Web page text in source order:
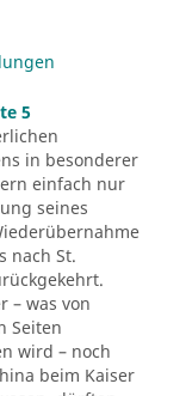
5
in besonderer
einfach nur
seines
nach St.
– was von
Seiten
wird – noch
beim Kaiser